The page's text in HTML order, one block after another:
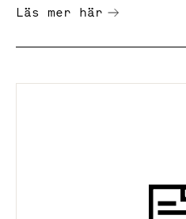
Läs mer här